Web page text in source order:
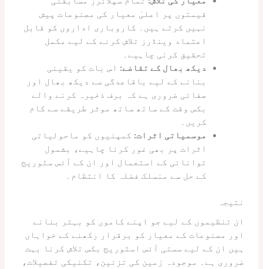
قیمتوں پر اعلیٰ معیار کی مصنوعات پیش
نہیں کرتے ہیں۔ کاروباری اداروں کو قابل
اعتماد وینڈرز تلاش کرنے کے لیے مکمل
تحقیق کرنی چاہیے۔
دیکھ بھال کے تقاضے: اس بات کو یقینی
بنانے کے لیے باقاعدگی سے دیکھ بھال اور
صفائی ضروری ہے کہ برف ذخیرہ کرنے والے
بکس وقت کے ساتھ ساتھ موثر طریقے سے کام
کریں۔
موسمیاتی اثرات: کمپنیوں کو ماحولیاتی
اثرات پر بھی غور کرنا چاہیے، بشمول
توانائی کے استعمال اور ان کے آئس سٹوریج
کے حل سے منسلک فضلہ کا انتظام۔
نتیجہ
ان تنظیموں کے لیے جو اپنے کاموں کو بہتر بنانے
اور مصنوعات کے معیار کو برقرار رکھنے کے خواہاں
ہیں ان کے لیے سستی آئس اسٹوریج بکس تلاش کرنا بہت
ضروری ہے۔ موجودہ زمین کی تزئین، تکنیکی تفصیلات،